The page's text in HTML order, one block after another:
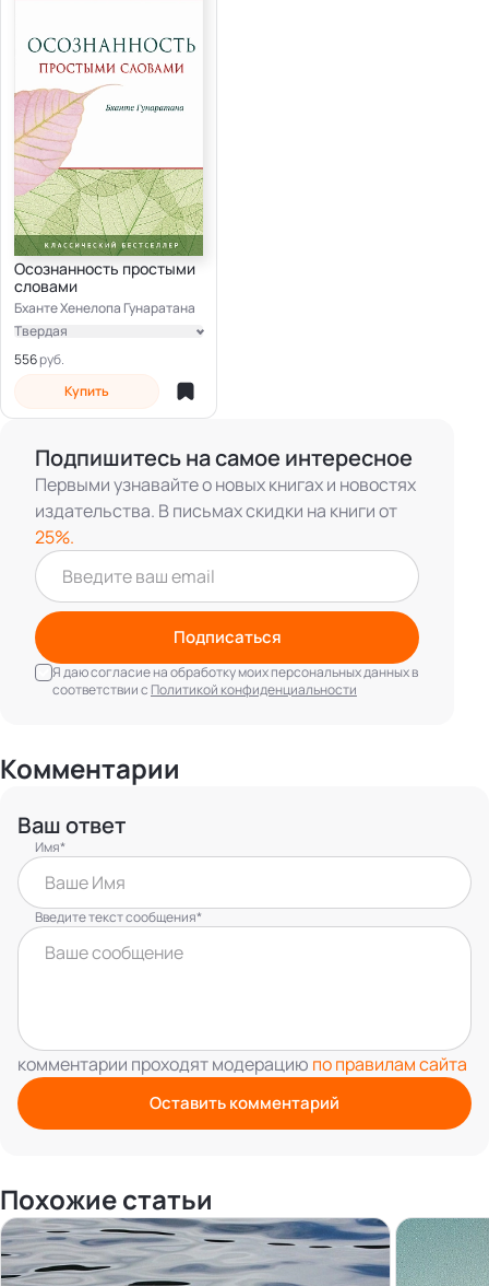
Осознанность простыми
словами
Бханте Хенелопа Гунаратана
556
Твердая
Электронная
Купить
Подпишитесь на самое интересное
Первыми узнавайте о новых книгах и новостях
издательства. В письмах скидки на книги от
25%.
Подписаться
Я даю согласие на обработку моих персональных данных в
соответствии с Политикой конфиденциальности
Комментарии
Ваш ответ
Имя*
Введите текст сообщения*
комментарии проходят модерацию по правилам сайта
Оставить комментарий
Похожие статьи